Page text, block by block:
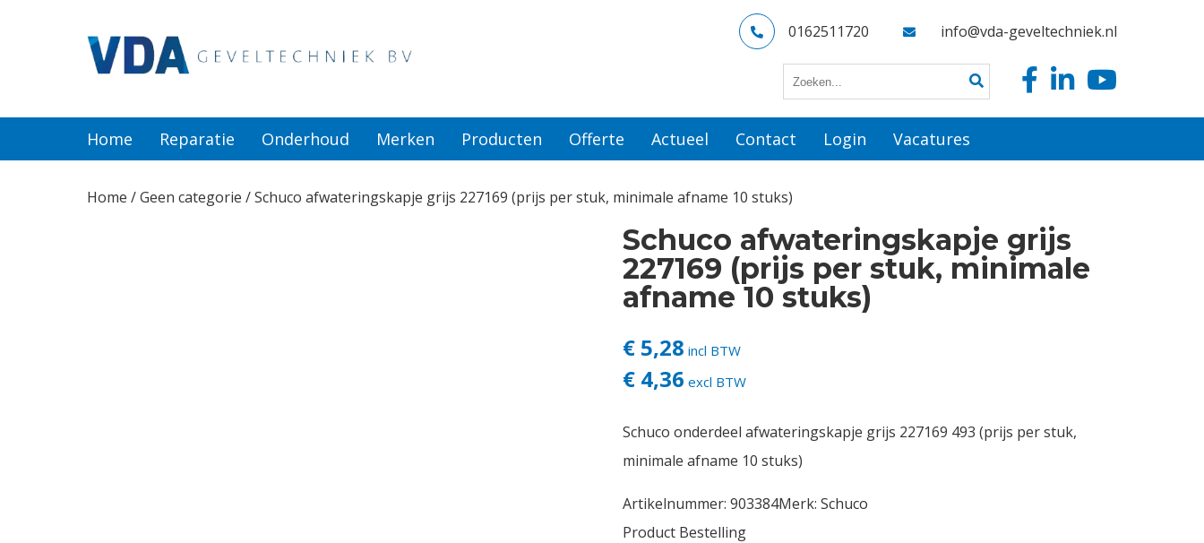
0162511720 info@vda-geveltechniek.nl
Home Reparatie Onderhoud Merken Producten Offerte Actueel Contact Login Vacatures
Home /Geen categorie / Schuco afwateringskapje grijs 227169 (prijs per stuk, minimale afname 10 stuks)
Schuco afwateringskapje grijs
227169 (prijs per stuk, minimale
afname 10 stuks)
€ 5,28 incl BTW
€ 4,36 excl BTW
Schuco onderdeel afwateringskapje grijs 227169 493 (prijs per stuk,
minimale afname 10 stuks)
Artikelnummer: 903384Merk: Schuco
Product Bestelling